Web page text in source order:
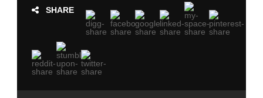
SHARE